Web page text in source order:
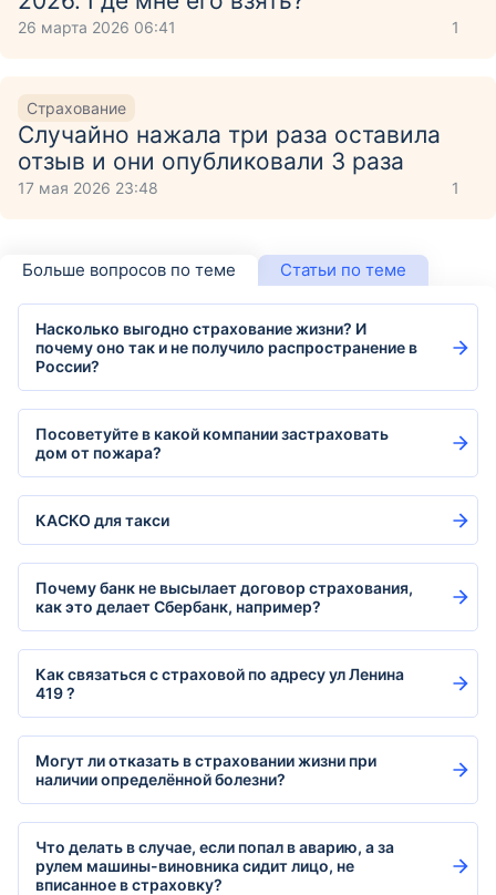
26 марта 2026 06:41 1
Страхование
Случайно нажала три раза оставила
отзыв и они опубликовали 3 раза
17 мая 2026 23:48 1
Больше вопросов по теме Статьи по теме
Насколько выгодно страхование жизни? И
почему оно так и не получило распространение в
России?
Посоветуйте в какой компании застраховать
дом от пожара?
КАСКО для такси
Почему банк не высылает договор страхования,
как это делает Сбербанк, например?
Как связаться с страховой по адресу ул Ленина
419 ?
Могут ли отказать в страховании жизни при
наличии определённой болезни?
Что делать в случае, если попал в аварию, а за
рулем машины-виновника сидит лицо, не
вписанное в страховку?